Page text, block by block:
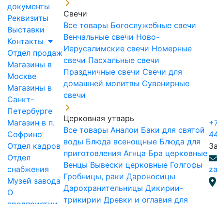
документы
Реквизиты
Выставки
Контакты
Отдел продаж
Магазины в
Москве
Магазины в
Санкт-
Петербурге
Магазин в п.
Софрино
Отдел кадров
Отдел
снабжения
Музей завода
О
Свечи
Все товары Богослужебные свечи
Венчальные свечи Ново-
Иерусалимские свечи Номерные
свечи Пасхальные свечи
Праздничные свечи Свечи для
домашней молитвы Сувенирные
свечи
Церковная утварь
Все товары Аналои Баки для святой
воды Блюда всенощные Блюда для
приготовления Агнца Бра церковные
Венцы Вывески церковные Голгофы
Гробницы, раки Дароносицы
Дарохранительницы Дикирии-
трикирии Древки и оглавия для